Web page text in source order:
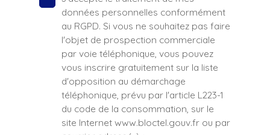
données personnelles conformément
au RGPD. Si vous ne souhaitez pas faire
l'objet de prospection commerciale
par voie téléphonique, vous pouvez
vous inscrire gratuitement sur la liste
d'opposition au démarchage
téléphonique, prévu par l'article L223-1
du code de la consommation, sur le
site Internet www.bloctel.gouv.fr ou par